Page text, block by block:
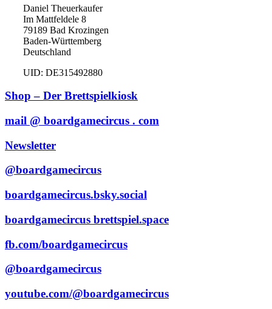
Daniel Theuerkaufer
Im Mattfeldele 8
79189 Bad Krozingen
Baden-Württemberg
Deutschland
UID: DE315492880
Shop – Der Brettspielkiosk
mail @ boardgamecircus . com
Newsletter
@boardgamecircus
boardgamecircus.bsky.social
boardgamecircus brettspiel.space
fb.com/boardgamecircus
@boardgamecircus
youtube.com/@boardgamecircus